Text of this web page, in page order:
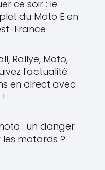
ce soir : le
du Moto E en
France
Rallye, Moto,
l'actualité
en direct avec
: un danger
motards ?